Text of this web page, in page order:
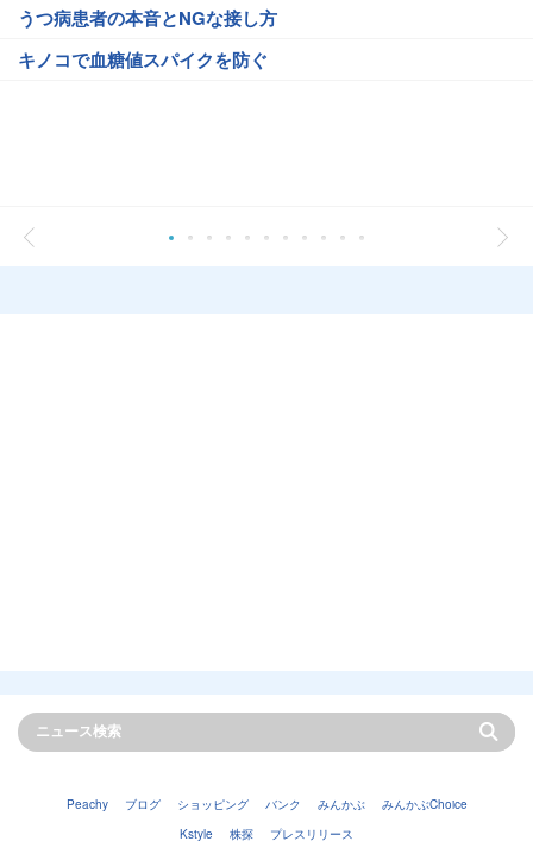
うつ病患者の本音とNGな接し方
キノコで血糖値スパイクを防ぐ
Peachy ブログ ショッピング バンク みんかぶ
みんかぶChoice
Kstyle
株探 プレスリリース